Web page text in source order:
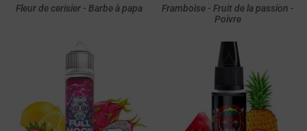
Fleur de cerisier - Barbe à papa
Framboise - Fruit de la passion -
Poivre